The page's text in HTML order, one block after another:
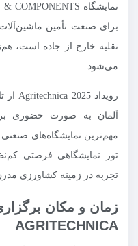
برای صنعت تأمین
می‌شود.
آلمان به صورت حضوری
مهم‌ترین نمایشگاه‌های
تور نمایشگاهی فرصتی
تجربه در زمینه کشاورزی
زمان و مکان
AGRITECHNICA